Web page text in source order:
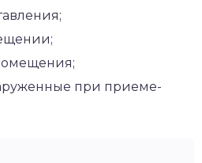
при приеме-